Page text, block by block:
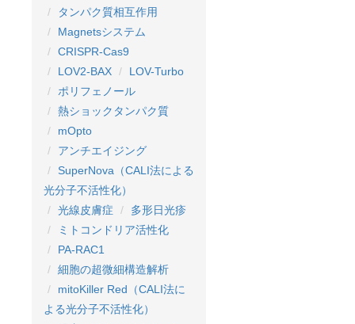
タンパク質相互作用
Magnetsシステム
CRISPR-Cas9
LOV2-BAX
LOV-Turbo
ポリフェノール
熱ショックタンパク質
mOpto
アンチエイジング
SuperNova（CALI法による
光分子不活性化）
光線皮膚症
多形日光疹
ミトコンドリア活性化
PA-RAC1
細胞の超微細構造解析
mitoKiller Red（CALI法に
よる光分子不活性化）